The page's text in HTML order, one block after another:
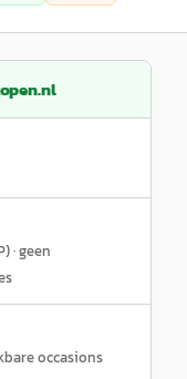
· geen
occasions